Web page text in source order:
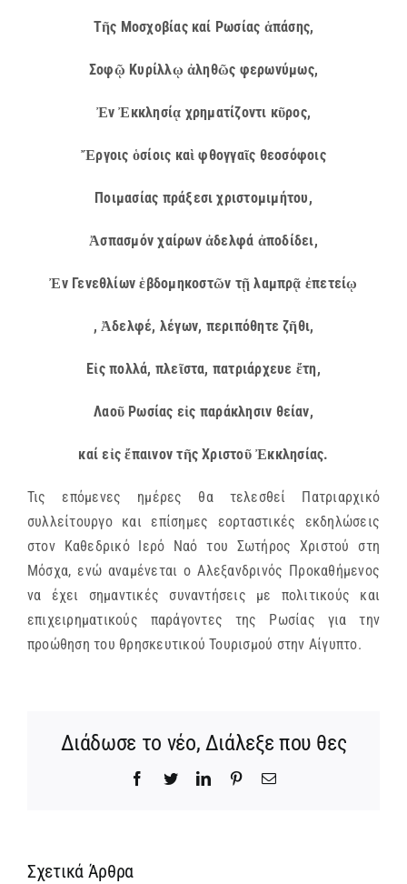
Τῆς Μοσχοβίας καί Ρωσίας ἁπάσης,
Σοφῷ Κυρίλλῳ ἀληθῶς φερωνύμως,
Ἐν Ἐκκλησίᾳ χρηματίζοντι κῦρος,
Ἔργοις ὁσίοις καὶ φθογγαῖς θεοσόφοις
Ποιμασίας πράξεσι χριστομιμήτου,
Ἀσπασμόν χαίρων ἀδελφά ἀποδίδει,
Ἐν Γενεθλίων ἑβδομηκοστῶν τῇ λαμπρᾷ ἐπετείῳ
, Ἀδελφέ, λέγων, περιπόθητε ζῆθι,
Εἰς πολλά, πλεῖστα, πατριάρχευε ἔτη,
Λαοῦ Ρωσίας εἰς παράκλησιν θείαν,
καί εἰς ἔπαινον τῆς Χριστοῦ Ἐκκλησίας.
Τις επόμενες ημέρες θα τελεσθεί Πατριαρχικό
συλλείτουργο και επίσημες εορταστικές εκδηλώσεις
στον Καθεδρικό Ιερό Ναό του Σωτήρος Χριστού στη
Μόσχα, ενώ αναμένεται ο Αλεξανδρινός Προκαθήμενος
να έχει σημαντικές συναντήσεις με πολιτικούς και
επιχειρηματικούς παράγοντες της Ρωσίας για την
προώθηση του θρησκευτικού Τουρισμού στην Αίγυπτο.
Διάδωσε το νέο, Διάλεξε που θες
Facebook
TwitterLinkedInPinterestEmail
Σχετικά ΆρθραΊδρυση